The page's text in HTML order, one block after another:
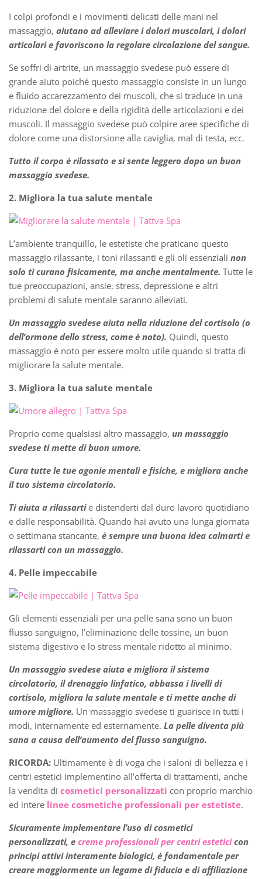
I colpi profondi e i movimenti delicati delle mani nel
massaggio, aiutano ad alleviare i dolori muscolari, i dolori
articolari e favoriscono la regolare circolazione del sangue.
Se soffri di artrite, un massaggio svedese può essere di
grande aiuto poiché questo massaggio consiste in un lungo
e fluido accarezzamento dei muscoli, che si traduce in una
riduzione del dolore e della rigidità delle articolazioni e dei
muscoli. Il massaggio svedese può colpire aree specifiche di
dolore come una distorsione alla caviglia, mal di testa, ecc.
Tutto il corpo è rilassato e si sente leggero dopo un buon
massaggio svedese.
2. Migliora la tua salute mentale
L’ambiente tranquillo, le estetiste che praticano questo
massaggio rilassante, i toni rilassanti e gli oli essenziali non
solo ti curano fisicamente, ma anche mentalmente. Tutte le
tue preoccupazioni, ansie, stress, depressione e altri
problemi di salute mentale saranno alleviati.
Un massaggio svedese aiuta nella riduzione del cortisolo (o
dell’ormone dello stress, come è noto). Quindi, questo
massaggio è noto per essere molto utile quando si tratta di
migliorare la salute mentale.
3. Migliora la tua salute mentale
Proprio come qualsiasi altro massaggio, un massaggio
svedese ti mette di buon umore.
Cura tutte le tue agonie mentali e fisiche, e migliora anche
il tuo sistema circolatorio.
Ti aiuta a rilassartie distenderti dal duro lavoro quotidiano
e dalle responsabilità. Quando hai avuto una lunga giornata
o settimana stancante, è sempre una buona idea calmarti e
rilassarti con un massaggio.
4. Pelle impeccabile
Gli elementi essenziali per una pelle sana sono un buon
flusso sanguigno, l’eliminazione delle tossine, un buon
sistema digestivo e lo stress mentale ridotto al minimo.
Un massaggio svedese aiuta e migliora il sistema
circolatorio, il drenaggio linfatico, abbassa i livelli di
cortisolo, migliora la salute mentale e ti mette anche di
umore migliore. Un massaggio svedese ti guarisce in tutti i
modi, internamente ed esternamente. La pelle diventa più
sana a causa dell’aumento del flusso sanguigno.
RICORDA: Ultimamente è di voga che i saloni di bellezza e i
centri estetici implementino all’offerta di trattamenti, anche
la vendita di cosmetici personalizzati con proprio marchio
ed intere linee cosmetiche professionali per estetiste.
Sicuramente implementare l’uso di cosmetici
personalizzati, e creme professionali per centri esteticicon
principi attivi interamente biologici, è fondamentale per
creare maggiormente un legame di fiducia e di affiliazione